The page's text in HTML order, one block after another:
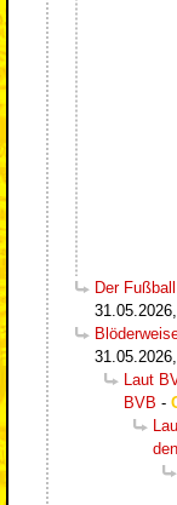
Der
Laut
BVB -